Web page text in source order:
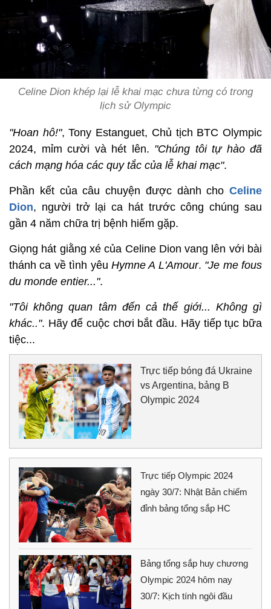
Celine Dion khép lại lễ khai mạc chưa từng có trong
lịch sử Olympic
"Hoan hô!", Tony Estanguet, Chủ tịch BTC Olympic
2024, mỉm cười và hét lên. "Chúng tôi tự hào đã
cách mạng hóa các quy tắc của lễ khai mạc".
Phần kết của câu chuyện được dành cho Celine
Dion, người trở lại ca hát trước công chúng sau
gần 4 năm chữa trị bệnh hiếm gặp.
Giọng hát giằng xé của Celine Dion vang lên với bài
thánh ca về tình yêu Hymne A L'Amour. "Je me fous
du monde entier...".
"Tôi không quan tâm đến cả thế giới... Không gì
khác..". Hãy để cuộc chơi bắt đầu. Hãy tiếp tục bữa
tiệc...
Trực tiếp bóng đá Ukraine
vs Argentina, bảng B
Olympic 2024
Trực tiếp Olympic 2024
ngày 30/7: Nhật Bản chiếm
đỉnh bảng tổng sắp HC
Bảng tổng sắp huy chương
Olympic 2024 hôm nay
30/7: Kịch tính ngôi đầu